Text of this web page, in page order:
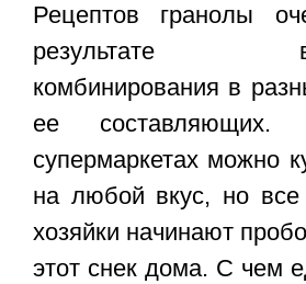
Рецептов гранолы
результате
комбинирования в
ее
супермаркетах можно
на любой вкус, но
хозяйки начинают
этот снек дома. С чем